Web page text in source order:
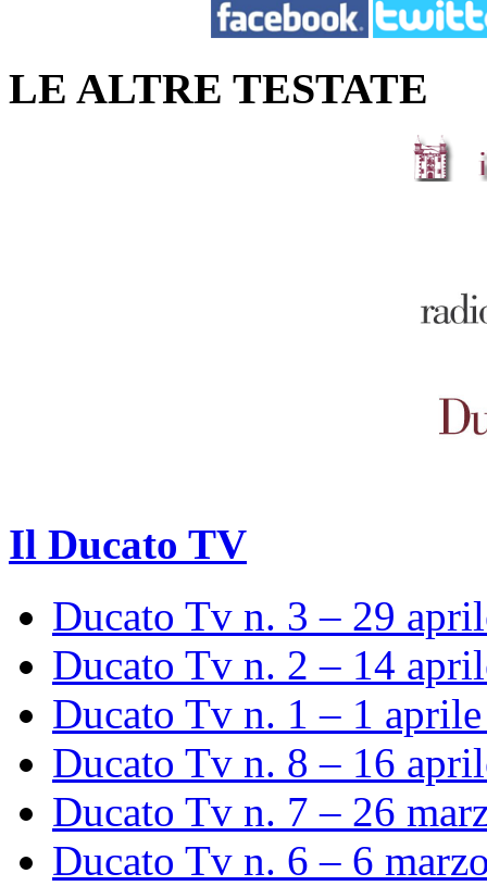
LE ALTRE TESTATE
Il Ducato TV
Ducato Tv n. 3 – 29
Ducato Tv n. 2 – 14
Ducato Tv n. 1 – 1
Ducato Tv n. 8 – 16
Ducato Tv n. 7 – 26
Ducato Tv n. 6 – 6